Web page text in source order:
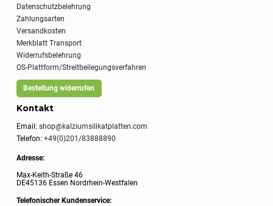
Datenschutzbelehrung
Zahlungsarten
Versandkosten
Merkblatt Transport
Widerrufsbelehrung
OS-Plattform/Streitbeilegungsverfahren
Bestellung widerrufen
Kontakt
Email:shop@kalziumsilikatplatten.com
Telefon:+49(0)201/83888890
Adresse:
Max-Keith-Straße 46
DE45136 Essen Nordrhein-Westfalen
Telefonischer Kundenservice: